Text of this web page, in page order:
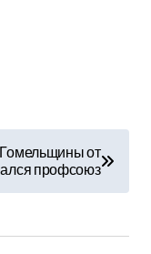
от
профсоюз